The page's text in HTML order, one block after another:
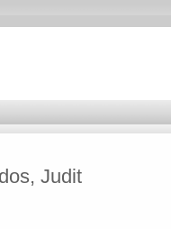
Judit